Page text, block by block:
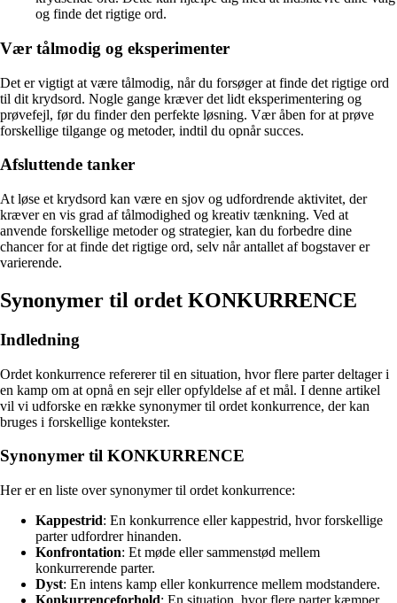
og finde det rigtige ord.
Vær tålmodig og eksperimenter
Det er vigtigt at være tålmodig, når du forsøger at finde det rigtige ord
til dit krydsord. Nogle gange kræver det lidt eksperimentering og
prøvefejl, før du finder den perfekte løsning. Vær åben for at prøve
forskellige tilgange og metoder, indtil du opnår succes.
Afsluttende tanker
At løse et krydsord kan være en sjov og udfordrende aktivitet, der
kræver en vis grad af tålmodighed og kreativ tænkning. Ved at
anvende forskellige metoder og strategier, kan du forbedre dine
chancer for at finde det rigtige ord, selv når antallet af bogstaver er
varierende.
Synonymer til ordet KONKURRENCE
Indledning
Ordet konkurrence refererer til en situation, hvor flere parter deltager i
en kamp om at opnå en sejr eller opfyldelse af et mål. I denne artikel
vil vi udforske en række synonymer til ordet konkurrence, der kan
bruges i forskellige kontekster.
Synonymer til KONKURRENCE
Her er en liste over synonymer til ordet konkurrence:
Kappestrid: En konkurrence eller kappestrid, hvor forskellige
parter udfordrer hinanden.
Konfrontation: Et møde eller sammenstød mellem
konkurrerende parter.
Dyst: En intens kamp eller konkurrence mellem modstandere.
Konkurrenceforhold: En situation, hvor flere parter kæmper